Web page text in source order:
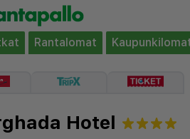
Rantalomat
Hotel